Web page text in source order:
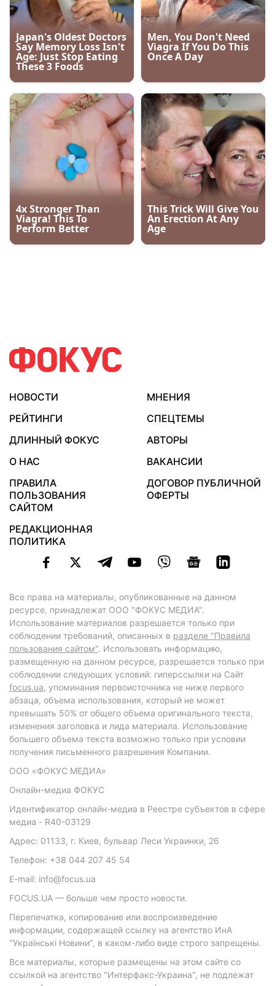
НОВОСТИ
МНЕНИЯ
РЕЙТИНГИ
СПЕЦТЕМЫ
ДЛИННЫЙ ФОКУС
АВТОРЫ
О НАС
ВАКАНСИИ
ПРАВИЛА
ПОЛЬЗОВАНИЯ
САЙТОМ
ДОГОВОР ПУБЛИЧНОЙ
ОФЕРТЫ
РЕДАКЦИОННАЯ
ПОЛИТИКА
Все права на материалы, опубликованные на данном
ресурсе, принадлежат ООО "ФОКУС МЕДИА".
Использование материалов разрешается только при
соблюдении требований, описанных в разделе "Правила
пользования сайтом". Использовать информацию,
размещенную на данном ресурсе, разрешается только при
соблюдении следующих условий: гиперссылки на Сайт
focus.ua, упоминания первоисточника не ниже первого
абзаца, объема использования, который не может
превышать 50% от общего объема оригинального текста,
изменения заголовка и лида материала. Использование
большего объема текста возможно только при условии
получения письменного разрешения Компании.
ООО «ФОКУС МЕДИА»
Онлайн-медиа ФОКУС
Идентификатор онлайн-медиа в Реестре субъектов в сфере
медиа - R40-03129
Адрес: 01133, г. Киев, бульвар Леси Украинки, 26
Телефон: +38 044 207 45 54
E-mail: info@focus.ua
FOCUS.UA — больше чем просто новости.
Перепечатка, копирование или воспроизведение
информации, содержащей ссылку на агентство ИнА
"Українські Новини", в каком-либо виде строго запрещены.
Все материалы, которые размещены на этом сайте со
ссылкой на агентство "Интерфакс-Украина", не подлежат